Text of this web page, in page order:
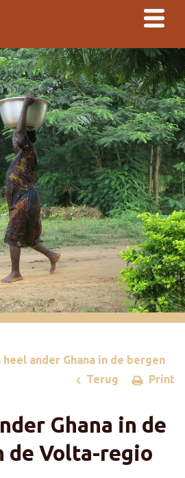
heel ander Ghana in de bergen
Print
Terug
Ghana in de
de Volta-regio